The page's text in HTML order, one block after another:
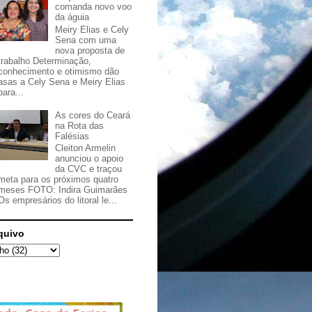
comanda novo voo
da águia
Meiry Elias e Cely
Sena com uma
nova proposta de
Determinação,
e otimismo dão
a Cely Sena e Meiry Elias
As cores do Ceará
na Rota das
Falésias
Cleiton Armelin
anunciou o apoio
da CVC e traçou
para os próximos quatro
FOTO: Indira Guimarães
empresários do litoral le...